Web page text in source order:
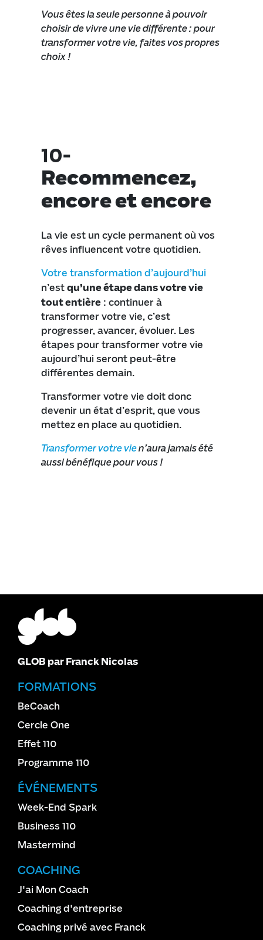
Vous êtes la seule personne à pouvoir
choisir de vivre une vie différente : pour
transformer votre vie, faites vos propres
choix !
10-
Recommencez,
encore et encore
La vie est un cycle permanent où vos
rêves influencent votre quotidien.
Votre transformation d’aujourd’hui
n’estqu’une étape dans votre vie
tout entière : continuer à
transformer votre vie, c’est
progresser, avancer, évoluer. Les
étapes pour transformer votre vie
aujourd’hui seront peut-être
différentes demain.
Transformer votre vie doit donc
devenir un état d’esprit, que vous
mettez en place au quotidien.
Transformer votre vien’aura jamais été
aussi bénéfique pour vous !
GLOB par Franck Nicolas
FORMATIONS
BeCoach
Cercle One
Effet 110
Programme 110
ÉVÉNEMENTS
Week-End Spark
Business 110
Mastermind
COACHING
J'ai Mon Coach
Coaching d'entreprise
Coaching privé avec Franck